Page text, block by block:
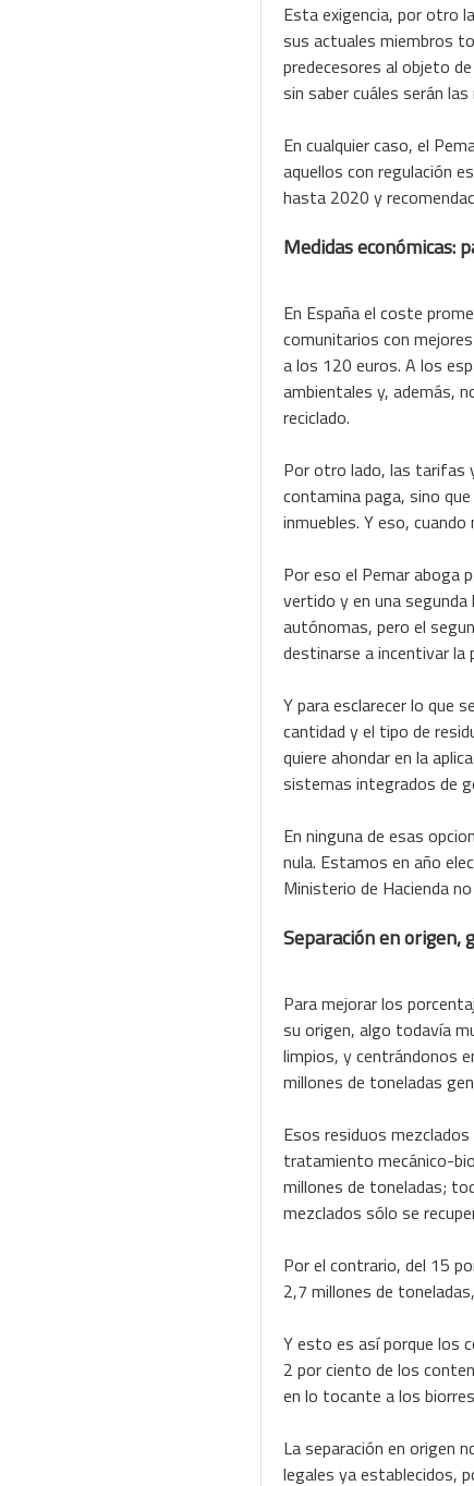
Esta exigencia, por otro
sus actuales miembros
predecesores al objeto
sin saber cuáles serán
En cualquier caso, el
aquellos con regulación
hasta 2020 y
Medidas económicas:
En España el coste
comunitarios con
a los 120 euros. A los
ambientales y, además,
reciclado.
Por otro lado, las tarifas
contamina paga, sino
inmuebles. Y eso,
Por eso el Pemar aboga
vertido y en una
autónomas, pero el
destinarse a incentivar la
Y para esclarecer lo que
cantidad y el tipo de
quiere ahondar en la
sistemas integrados de
En ninguna de esas
nula. Estamos en año
Ministerio de Hacienda
Separación en origen,
Para mejorar los
su origen, algo todavía
limpios, y centrándonos
millones de toneladas
Esos residuos
tratamiento mecánico-
millones de toneladas;
mezclados sólo se
Por el contrario, del 15
2,7 millones de
Y esto es así porque los
2 por ciento de los
en lo tocante a los
La separación en origen
legales ya establecidos,